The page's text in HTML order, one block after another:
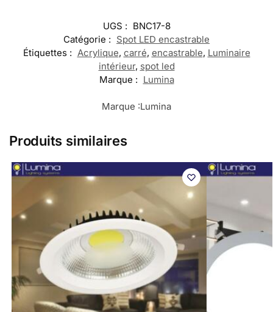
UGS : BNC17-8
Catégorie : Spot LED encastrable
Étiquettes : Acrylique, carré, encastrable, Luminaire
intérieur, spot led
Marque : Lumina
Marque :Lumina
Produits similaires